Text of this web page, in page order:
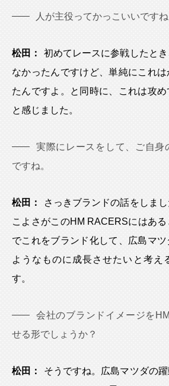
人が主役ってかっこいいですね
松田：
初めてレースに参戦したと
なかったんですけど、単純にこれ
たんですよ。と同時に、これは攻
と感じました。
実際にレースをして、ご自身
ですね。
松田：
さっきブランドの話をしま
こよさがこのHM RACERSにはあ
でこれをブランド化して、広島マツ
ようなものに成長させたいと考え
す。
会社のブランドイメージを
せる形でしょうか？
松田：
そうですね。広島マツダの